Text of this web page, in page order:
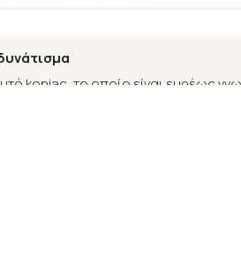
konjac, το οποίο είναι ευρέως